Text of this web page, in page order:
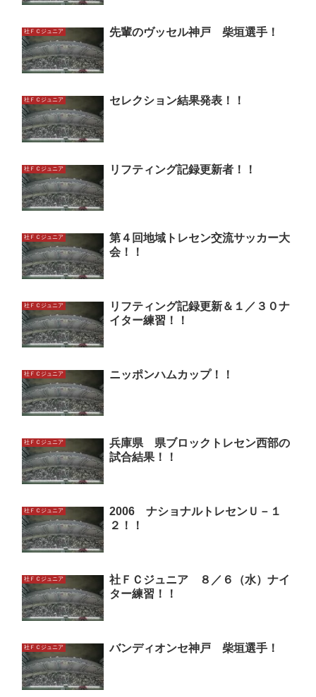
社ＦＣジュニア 先輩のヴッセル神戸 柴垣選手！
社ＦＣジュニア セレクション結果発表！！
社ＦＣジュニア リフティング記録更新者！！
社ＦＣジュニア
第４回地域トレセン交流サッカー大
会！！
社ＦＣジュニア
リフティング記録更新＆１／３０ナ
イター練習！！
社ＦＣジュニア ニッポンハムカップ！！
社ＦＣジュニア
兵庫県 県ブロックトレセン西部の
試合結果！！
社ＦＣジュニア
2006 ナショナルトレセンＵ－１
２！！
社ＦＣジュニア
社ＦＣジュニア ８／６（水）ナイ
ター練習！！
社ＦＣジュニア バンディオンセ神戸 柴垣選手！